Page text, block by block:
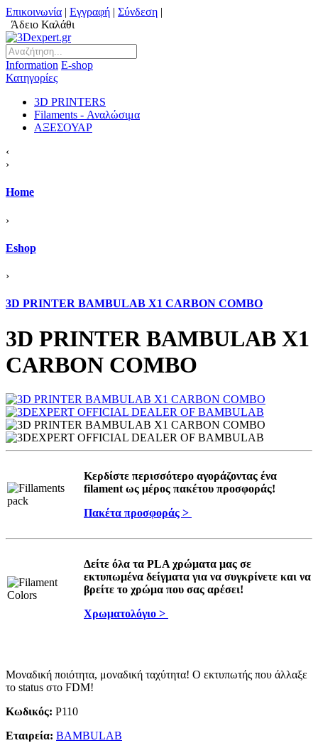
Επικοινωνία | Εγγραφή | Σύνδεση |
Άδειο Καλάθι
Information Ε-shop
Κατηγορίες
3D PRINTERS
Filaments - Αναλώσιμα
ΑΞΕΣΟΥΑΡ
‹
›
Home
›
Eshop
›
3D PRINTER BAMBULAB X1 CARBON COMBO
3D PRINTER BAMBULAB X1
CARBON COMBO
Κερδίστε περισσότερο αγοράζοντας ένα
filament ως μέρος πακέτου προσφοράς!
Πακέτα προσφοράς >
Δείτε όλα τα PLA χρώματα μας σε
εκτυπωμένα δείγματα για να συγκρίνετε και να
βρείτε το χρώμα που σας αρέσει!
Χρωματολόγιο >
Μοναδική ποιότητα, μοναδική ταχύτητα! Ο εκτυπωτής που άλλαξε
το status στο FDM!
Κωδικός: P110
Εταιρεία: BAMBULAB